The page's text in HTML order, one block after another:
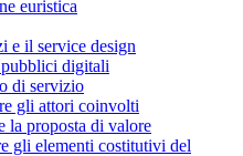
euristica
e il service design
digitali
di servizio
gli attori coinvolti
la proposta di valore
gli elementi costitutivi del